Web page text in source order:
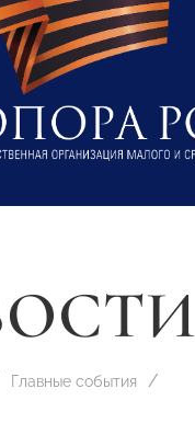
Главные события